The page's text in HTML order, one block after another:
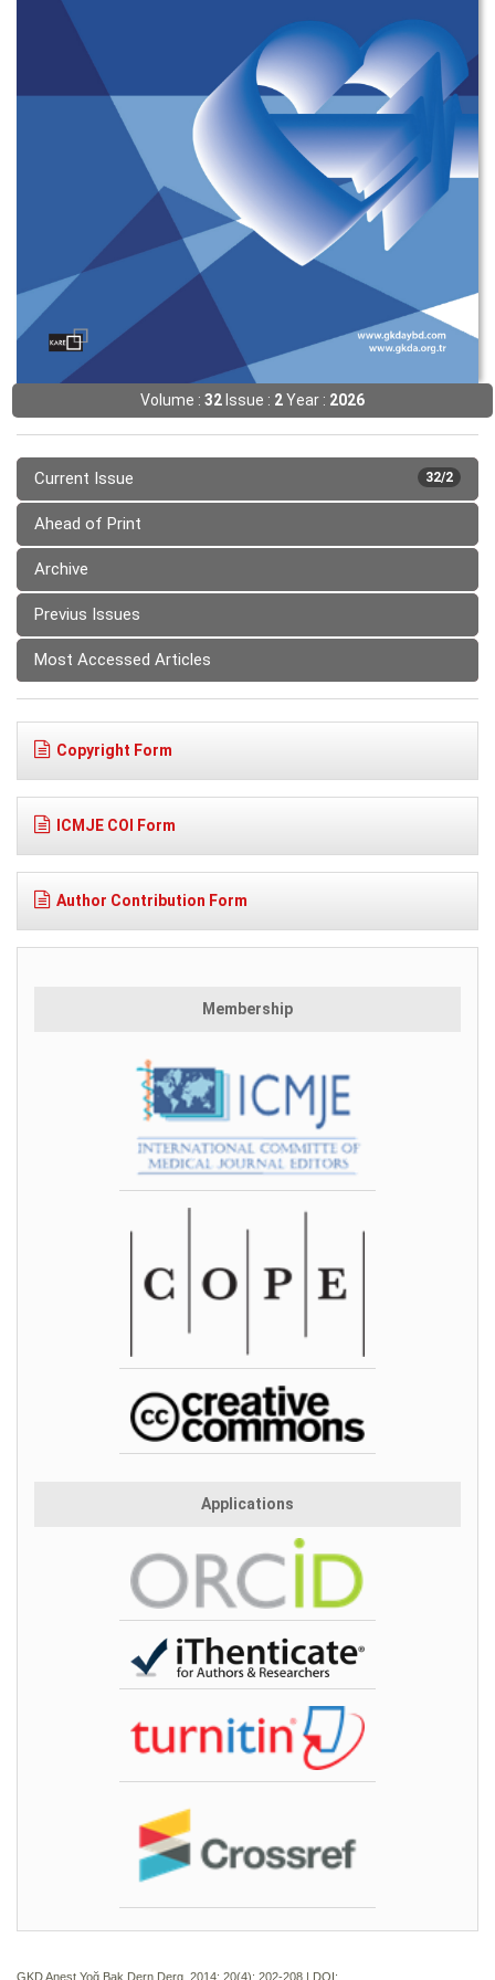
Volume : 32Issue : 2Year : 2026
32/2
Current Issue
Ahead of Print
Archive
Previus Issues
Most Accessed Articles
Copyright Form
ICMJE COI Form
Author Contribution Form
Membership
Applications
GKD Anest Yoğ Bak Dern Derg. 2014; 20(4): 202-208 | DOI: